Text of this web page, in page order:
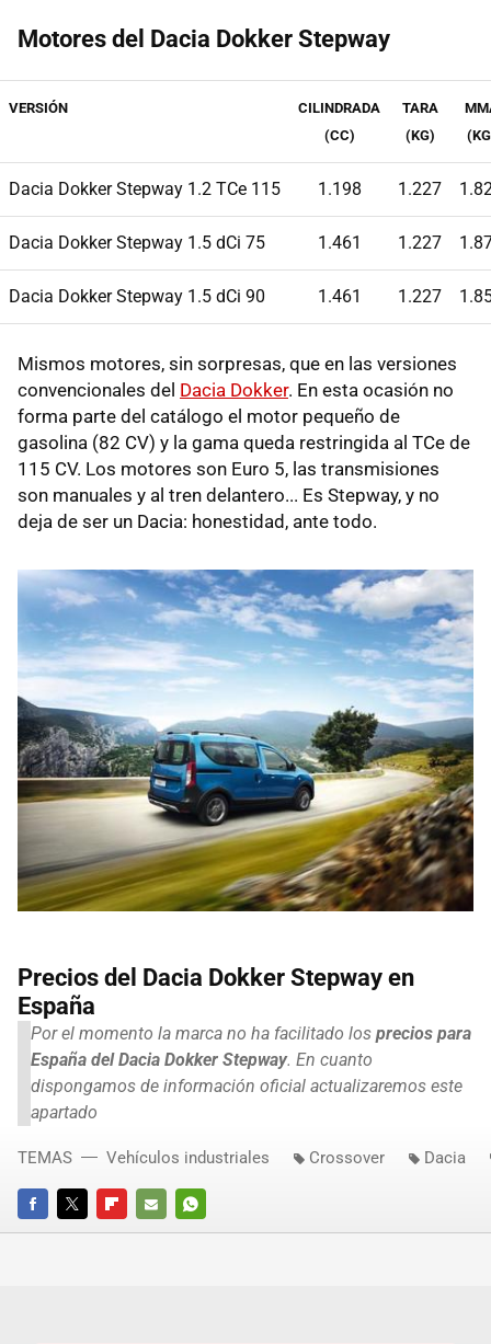
Motores del Dacia Dokker Stepway
VERSIÓN
CILINDRADA
(CC)
TARA
(KG)
Dacia Dokker Stepway 1.2 TCe 115 1.198 1.227
Dacia Dokker Stepway 1.5 dCi 75 1.461 1.227
Dacia Dokker Stepway 1.5 dCi 90 1.461 1.227
Mismos motores, sin sorpresas, que en las versiones
convencionales del Dacia Dokker. En esta ocasión no
forma parte del catálogo el motor pequeño de
gasolina (82 CV) y la gama queda restringida al TCe de
115 CV. Los motores son Euro 5, las transmisiones
son manuales y al tren delantero... Es Stepway, y no
deja de ser un Dacia: honestidad, ante todo.
Precios del Dacia Dokker Stepway en
España
Por el momento la marca no ha facilitado los precios para
España del Dacia Dokker Stepway. En cuanto
dispongamos de información oficial actualizaremos este
apartado
FACEBOOKTWITTERFLIPBOARD
E-
WHATSAPP
TEMAS Vehículos industriales Crossover Dacia